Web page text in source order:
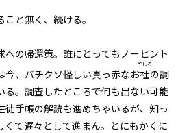
と無く、続ける。
への帰還策。誰にとってもノーヒント
今、バチクソ怪しい真っ赤なお社
やしろ
の調
る。調査したところで何も出ない可能
徒手帳の解読も進めちゃいるが、知っ
くて遅々として進まん。とにもかくに